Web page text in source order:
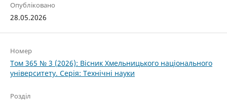
Опубліковано
28.05.2026
Номер
Том 365 № 3 (2026): Вісник Хмельницького національного
університету. Серія: Технічні науки
Розділ